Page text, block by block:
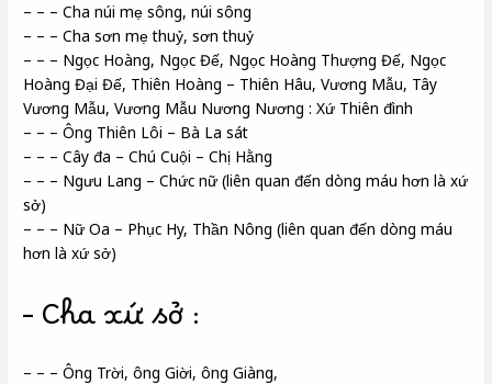
– – – Cha núi mẹ sông, núi sông
– – – Cha sơn mẹ thuỷ, sơn thuỷ
– – – Ngọc Hoàng, Ngọc Đế, Ngọc Hoàng Thượng Đế, Ngọc
Hoàng Đại Đế, Thiên Hoàng – Thiên Hâu, Vương Mẫu, Tây
Vương Mẫu, Vương Mẫu Nương Nương : Xứ Thiên đình
– – – Ông Thiên Lôi – Bà La sát
– – – Cây đa – Chú Cuội – Chị Hằng
– – – Ngưu Lang – Chức nữ (liên quan đến dòng máu hơn là xứ
sở)
– – – Nữ Oa – Phục Hy, Thần Nông (liên quan đến dòng máu
hơn là xứ sở)
– Cha xứ sở :
– – – Ông Trời, ông Giời, ông Giàng,